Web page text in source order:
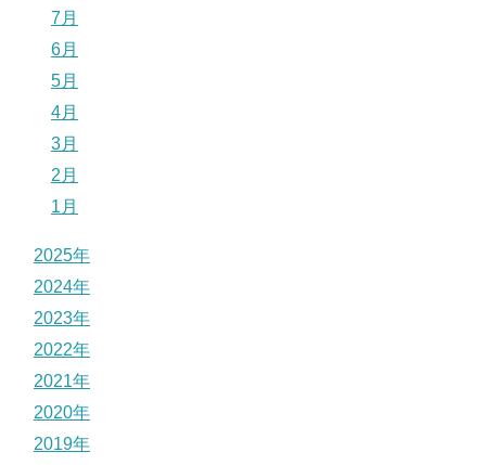
7月
6月
5月
4月
3月
2月
1月
2025年
2024年
2023年
2022年
2021年
2020年
2019年